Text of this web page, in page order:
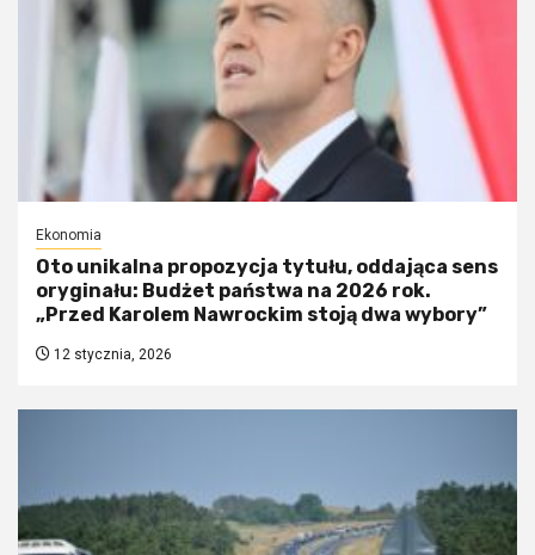
Ekonomia
Oto unikalna propozycja tytułu, oddająca sens
oryginału: Budżet państwa na 2026 rok.
„Przed Karolem Nawrockim stoją dwa wybory”
12 stycznia, 2026